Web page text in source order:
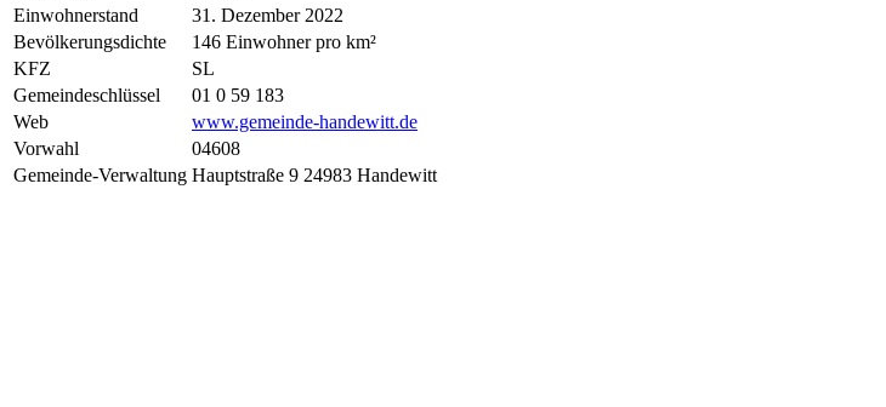
Einwohnerstand
31. Dezember 2022
Bevölkerungsdichte
146 Einwohner pro km²
KFZ
SL
Gemeindeschlüssel
01 0 59 183
Web
www.gemeinde-handewitt.de
Vorwahl
04608
Gemeinde-Verwaltung Hauptstraße 9 24983 Handewitt